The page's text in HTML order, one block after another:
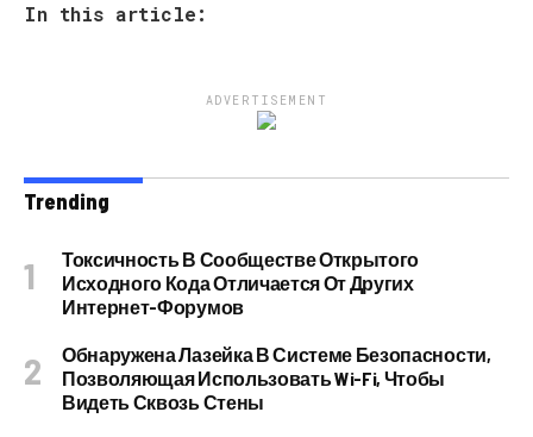
In this article:
ADVERTISEMENT
Trending
Токсичность В Сообществе Открытого
Исходного Кода Отличается От Других
Интернет-Форумов
Обнаружена Лазейка В Системе Безопасности,
Позволяющая Использовать Wi-Fi, Чтобы
Видеть Сквозь Стены